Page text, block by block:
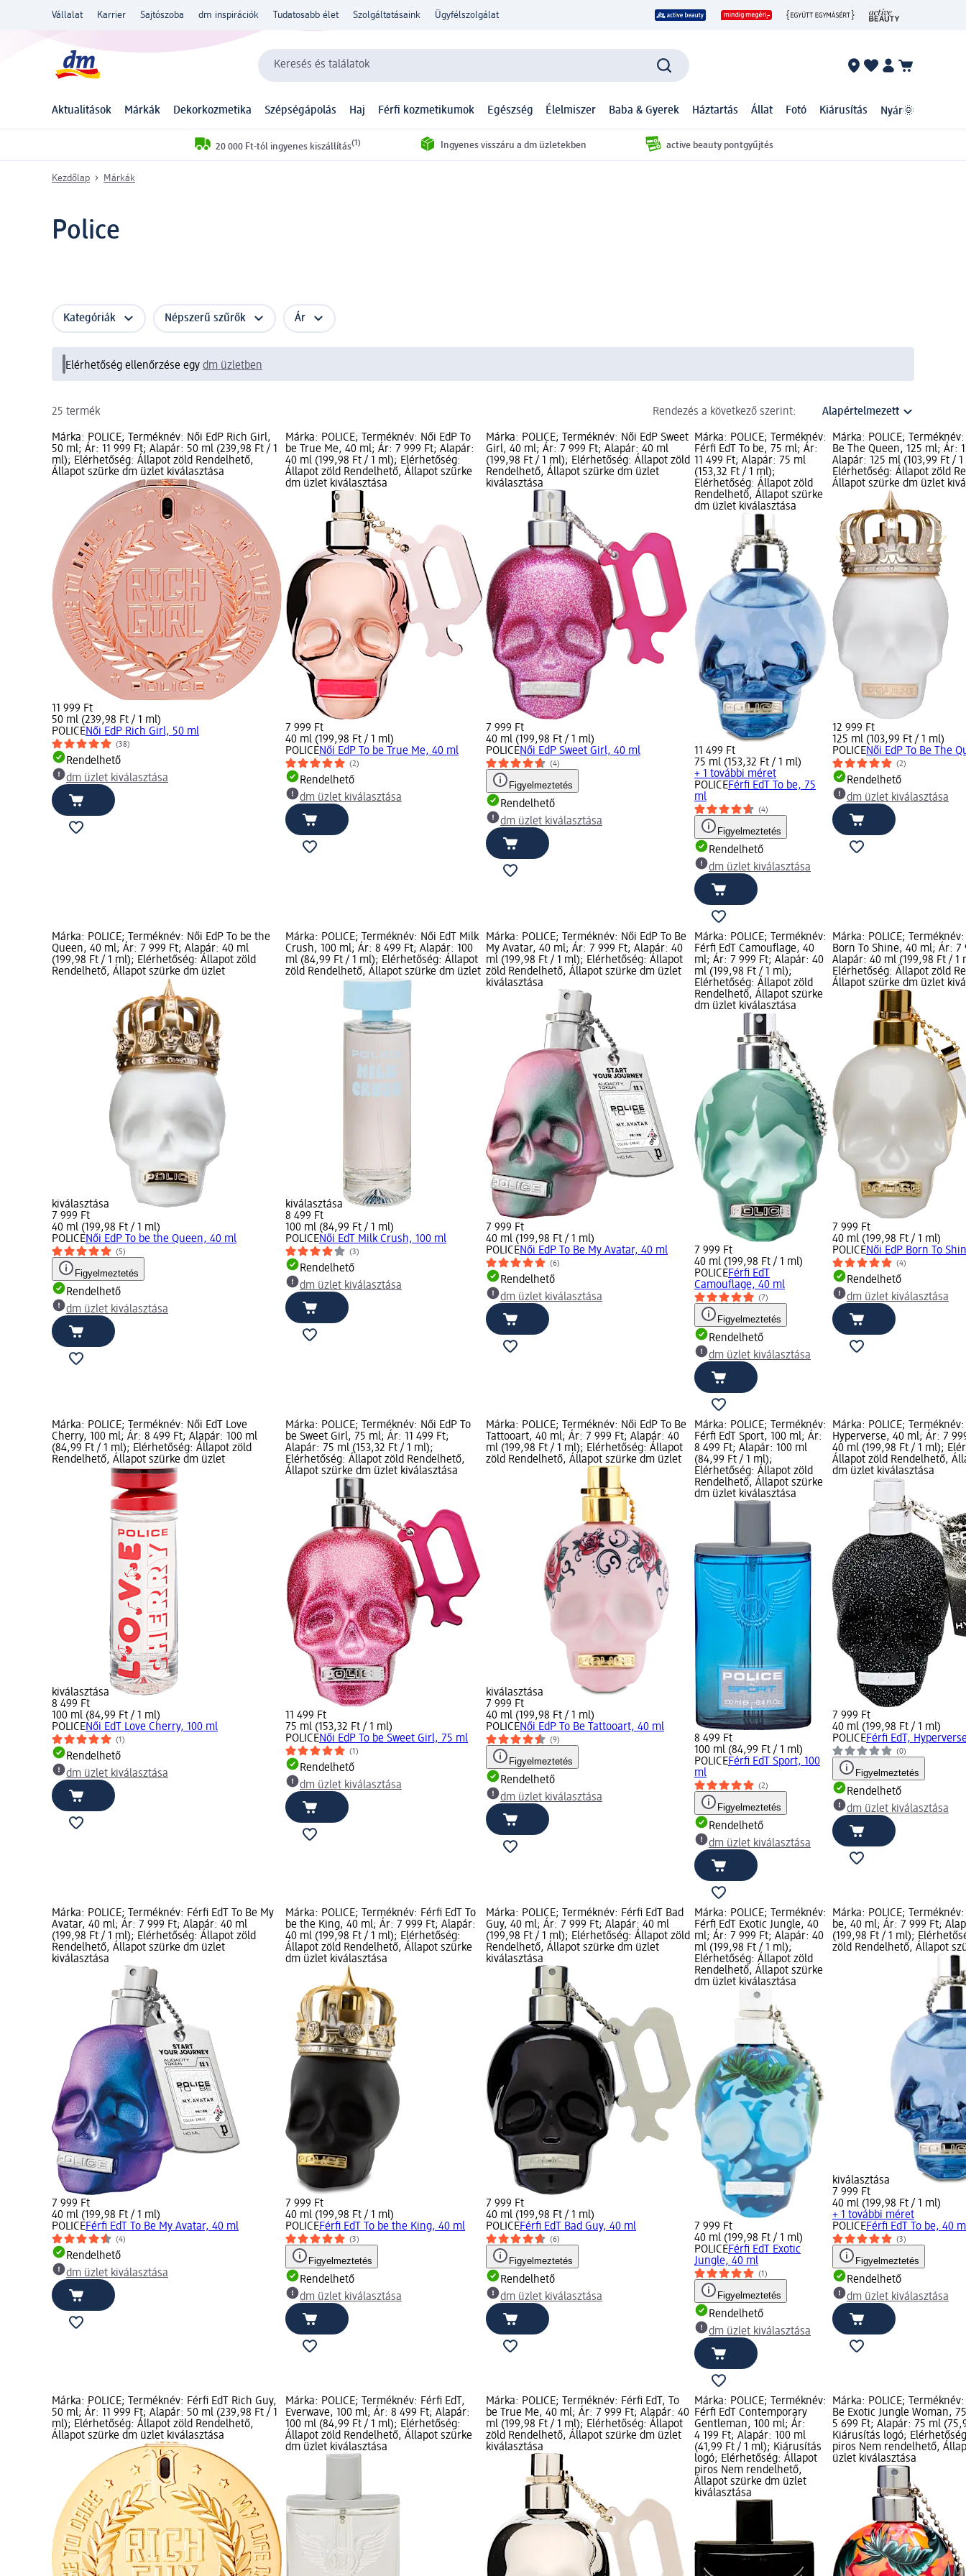
Vállalat Karrier Sajtószoba dm inspirációk Tudatosabb élet Szolgáltatásaink Ügyfélszolgálat
Keresés és találatok
Aktualitások Márkák Dekorkozmetika Szépségápolás Haj Férfi kozmetikumok Egészség Élelmiszer Baba & Gyerek Háztartás Állat Fotó Kiárusítás Nyár🌞
20 000 Ft-tól ingyenes kiszállítás(1) Ingyenes visszáru a dm üzletekben active beauty pontgyűjtés
Kezdőlap Márkák
Police
Kategóriák Népszerű szűrők Ár
Elérhetőség ellenőrzése egy dm üzletben
25 termék Rendezés a következő szerint:
Márka: POLICE; Terméknév: Női EdP Rich Girl,
50 ml; Ár: 11 999 Ft; Alapár: 50 ml (239,98 Ft / 1
ml); Elérhetőség: Állapot zöld Rendelhető,
Állapot szürke dm üzlet kiválasztása
11 999 Ft
50 ml (239,98 Ft / 1 ml)
POLICENői EdP Rich Girl, 50 ml
(38)
Rendelhető
dm üzlet kiválasztása
Márka: POLICE; Terméknév: Női EdP To
be True Me, 40 ml; Ár: 7 999 Ft; Alapár:
40 ml (199,98 Ft / 1 ml); Elérhetőség:
Állapot zöld Rendelhető, Állapot szürke
dm üzlet kiválasztása
7 999 Ft
40 ml (199,98 Ft / 1 ml)
POLICENői EdP To be True Me, 40 ml
(2)
Rendelhető
dm üzlet kiválasztása
Márka: POLICE; Terméknév: Női EdP Sweet
Girl, 40 ml; Ár: 7 999 Ft; Alapár: 40 ml
(199,98 Ft / 1 ml); Elérhetőség: Állapot zöld
Rendelhető, Állapot szürke dm üzlet
kiválasztása
7 999 Ft
40 ml (199,98 Ft / 1 ml)
POLICENői EdP Sweet Girl, 40 ml
(4)
Figyelmeztetés
Rendelhető
dm üzlet kiválasztása
Márka: POLICE; Terméknév:
Férfi EdT To be, 75 ml; Ár:
11 499 Ft; Alapár: 75 ml
(153,32 Ft / 1 ml);
Elérhetőség: Állapot zöld
Rendelhető, Állapot szürke
dm üzlet kiválasztása
11 499 Ft
75 ml (153,32 Ft / 1 ml)
+ 1 további méret
POLICEFérfi EdT To be, 75
ml
(4)
Figyelmeztetés
Rendelhető
dm üzlet kiválasztása
Márka: POLICE;
Be The Queen, 125 ml; Ár:
Alapár: 125 ml (103,99 Ft /
Elérhetőség: Állapot zöld
Állapot szürke dm üzlet
12 999 Ft
125 ml (103,99 Ft / 1 ml)
POLICENői EdP To Be The
(2)
Rendelhető
dm üzlet kiválasztása
Márka: POLICE; Terméknév: Női EdP To be the
Queen, 40 ml; Ár: 7 999 Ft; Alapár: 40 ml
(199,98 Ft / 1 ml); Elérhetőség: Állapot zöld
Rendelhető, Állapot szürke dm üzlet
kiválasztása
7 999 Ft
40 ml (199,98 Ft / 1 ml)
POLICENői EdP To be the Queen, 40 ml
(5)
Figyelmeztetés
Rendelhető
dm üzlet kiválasztása
Márka: POLICE; Terméknév: Női EdT Milk
Crush, 100 ml; Ár: 8 499 Ft; Alapár: 100
ml (84,99 Ft / 1 ml); Elérhetőség: Állapot
zöld Rendelhető, Állapot szürke dm üzlet
kiválasztása
8 499 Ft
100 ml (84,99 Ft / 1 ml)
POLICENői EdT Milk Crush, 100 ml
(3)
Rendelhető
dm üzlet kiválasztása
Márka: POLICE; Terméknév: Női EdP To Be
My Avatar, 40 ml; Ár: 7 999 Ft; Alapár: 40
ml (199,98 Ft / 1 ml); Elérhetőség: Állapot
zöld Rendelhető, Állapot szürke dm üzlet
kiválasztása
7 999 Ft
40 ml (199,98 Ft / 1 ml)
POLICENői EdP To Be My Avatar, 40 ml
(6)
Rendelhető
dm üzlet kiválasztása
Márka: POLICE; Terméknév:
Férfi EdT Camouflage, 40
ml; Ár: 7 999 Ft; Alapár: 40
ml (199,98 Ft / 1 ml);
Elérhetőség: Állapot zöld
Rendelhető, Állapot szürke
dm üzlet kiválasztása
7 999 Ft
40 ml (199,98 Ft / 1 ml)
POLICEFérfi EdT
Camouflage, 40 ml
(7)
Figyelmeztetés
Rendelhető
dm üzlet kiválasztása
Márka: POLICE;
Born To Shine, 40 ml; Ár: 7
Alapár: 40 ml (199,98 Ft / 1
Elérhetőség: Állapot zöld
Állapot szürke dm üzlet
7 999 Ft
40 ml (199,98 Ft / 1 ml)
POLICENői EdP Born To
(4)
Rendelhető
dm üzlet kiválasztása
Márka: POLICE; Terméknév: Női EdT Love
Cherry, 100 ml; Ár: 8 499 Ft; Alapár: 100 ml
(84,99 Ft / 1 ml); Elérhetőség: Állapot zöld
Rendelhető, Állapot szürke dm üzlet
kiválasztása
8 499 Ft
100 ml (84,99 Ft / 1 ml)
POLICENői EdT Love Cherry, 100 ml
(1)
Rendelhető
dm üzlet kiválasztása
Márka: POLICE; Terméknév: Női EdP To
be Sweet Girl, 75 ml; Ár: 11 499 Ft;
Alapár: 75 ml (153,32 Ft / 1 ml);
Elérhetőség: Állapot zöld Rendelhető,
Állapot szürke dm üzlet kiválasztása
11 499 Ft
75 ml (153,32 Ft / 1 ml)
POLICENői EdP To be Sweet Girl, 75 ml
(1)
Rendelhető
dm üzlet kiválasztása
Márka: POLICE; Terméknév: Női EdP To Be
Tattooart, 40 ml; Ár: 7 999 Ft; Alapár: 40
ml (199,98 Ft / 1 ml); Elérhetőség: Állapot
zöld Rendelhető, Állapot szürke dm üzlet
kiválasztása
7 999 Ft
40 ml (199,98 Ft / 1 ml)
POLICENői EdP To Be Tattooart, 40 ml
(9)
Figyelmeztetés
Rendelhető
dm üzlet kiválasztása
Márka: POLICE; Terméknév:
Férfi EdT Sport, 100 ml; Ár:
8 499 Ft; Alapár: 100 ml
(84,99 Ft / 1 ml);
Elérhetőség: Állapot zöld
Rendelhető, Állapot szürke
dm üzlet kiválasztása
8 499 Ft
100 ml (84,99 Ft / 1 ml)
POLICEFérfi EdT Sport, 100
ml
(2)
Figyelmeztetés
Rendelhető
dm üzlet kiválasztása
Márka: POLICE;
Hyperverse, 40 ml; Ár: 7
40 ml (199,98 Ft / 1 ml);
Állapot zöld Rendelhető,
dm üzlet kiválasztása
7 999 Ft
40 ml (199,98 Ft / 1 ml)
POLICEFérfi EdT,
(0)
Figyelmeztetés
Rendelhető
dm üzlet kiválasztása
Márka: POLICE; Terméknév: Férfi EdT To Be My
Avatar, 40 ml; Ár: 7 999 Ft; Alapár: 40 ml
(199,98 Ft / 1 ml); Elérhetőség: Állapot zöld
Rendelhető, Állapot szürke dm üzlet
kiválasztása
7 999 Ft
40 ml (199,98 Ft / 1 ml)
POLICEFérfi EdT To Be My Avatar, 40 ml
(4)
Rendelhető
dm üzlet kiválasztása
Márka: POLICE; Terméknév: Férfi EdT To
be the King, 40 ml; Ár: 7 999 Ft; Alapár:
40 ml (199,98 Ft / 1 ml); Elérhetőség:
Állapot zöld Rendelhető, Állapot szürke
dm üzlet kiválasztása
7 999 Ft
40 ml (199,98 Ft / 1 ml)
POLICEFérfi EdT To be the King, 40 ml
(3)
Figyelmeztetés
Rendelhető
dm üzlet kiválasztása
Márka: POLICE; Terméknév: Férfi EdT Bad
Guy, 40 ml; Ár: 7 999 Ft; Alapár: 40 ml
(199,98 Ft / 1 ml); Elérhetőség: Állapot zöld
Rendelhető, Állapot szürke dm üzlet
kiválasztása
7 999 Ft
40 ml (199,98 Ft / 1 ml)
POLICEFérfi EdT Bad Guy, 40 ml
(6)
Figyelmeztetés
Rendelhető
dm üzlet kiválasztása
Márka: POLICE; Terméknév:
Férfi EdT Exotic Jungle, 40
ml; Ár: 7 999 Ft; Alapár: 40
ml (199,98 Ft / 1 ml);
Elérhetőség: Állapot zöld
Rendelhető, Állapot szürke
dm üzlet kiválasztása
7 999 Ft
40 ml (199,98 Ft / 1 ml)
POLICEFérfi EdT Exotic
Jungle, 40 ml
(1)
Figyelmeztetés
Rendelhető
dm üzlet kiválasztása
Márka: POLICE;
be, 40 ml; Ár: 7 999 Ft;
(199,98 Ft / 1 ml);
zöld Rendelhető, Állapot
kiválasztása
7 999 Ft
40 ml (199,98 Ft / 1 ml)
+ 1 további méret
POLICEFérfi EdT To be, 40
(3)
Figyelmeztetés
Rendelhető
dm üzlet kiválasztása
Márka: POLICE; Terméknév: Férfi EdT Rich Guy,
50 ml; Ár: 11 999 Ft; Alapár: 50 ml (239,98 Ft / 1
ml); Elérhetőség: Állapot zöld Rendelhető,
Állapot szürke dm üzlet kiválasztása
Márka: POLICE; Terméknév: Férfi EdT,
Everwave, 100 ml; Ár: 8 499 Ft; Alapár:
100 ml (84,99 Ft / 1 ml); Elérhetőség:
Állapot zöld Rendelhető, Állapot szürke
dm üzlet kiválasztása
Márka: POLICE; Terméknév: Férfi EdT, To
be True Me, 40 ml; Ár: 7 999 Ft; Alapár: 40
ml (199,98 Ft / 1 ml); Elérhetőség: Állapot
zöld Rendelhető, Állapot szürke dm üzlet
kiválasztása
Márka: POLICE; Terméknév:
Férfi EdT Contemporary
Gentleman, 100 ml; Ár:
4 199 Ft; Alapár: 100 ml
(41,99 Ft / 1 ml); Kiárusítás
logó; Elérhetőség: Állapot
piros Nem rendelhető,
Állapot szürke dm üzlet
kiválasztása
Márka: POLICE;
Be Exotic Jungle Woman,
5 699 Ft; Alapár: 75 ml
Kiárusítás logó;
piros Nem rendelhető,
üzlet kiválasztása